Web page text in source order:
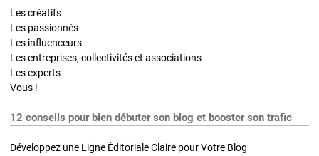
Les créatifs
Les passionnés
Les influenceurs
Les entreprises, collectivités et associations
Les experts
Vous !
12 conseils pour bien débuter son blog et booster son trafic
Développez une Ligne Éditoriale Claire pour Votre Blog